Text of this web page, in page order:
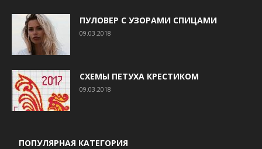
ПУЛОВЕР С УЗОРАМИ СПИЦАМИ
09.03.2018
СХЕМЫ ПЕТУХА КРЕСТИКОМ
09.03.2018
ПОПУЛЯРНАЯ КАТЕГОРИЯ